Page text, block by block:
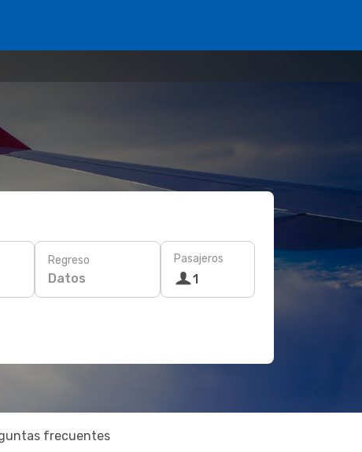
Regreso
Datos
Pasajeros
1
frecuentes